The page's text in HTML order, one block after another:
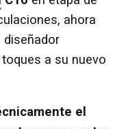
ahora
diseñador
a su nuevo
el